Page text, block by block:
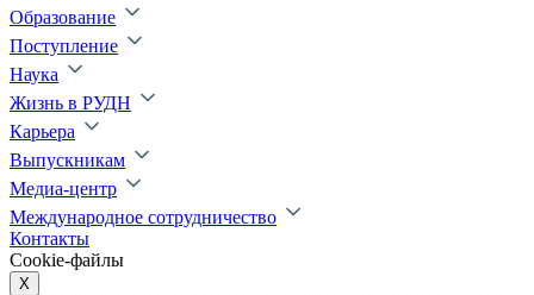
Образование
Поступление
Наука
Жизнь в РУДН
Карьера
Выпускникам
Медиа-центр
Международное сотрудничество
Контакты
Cookie-файлы
X